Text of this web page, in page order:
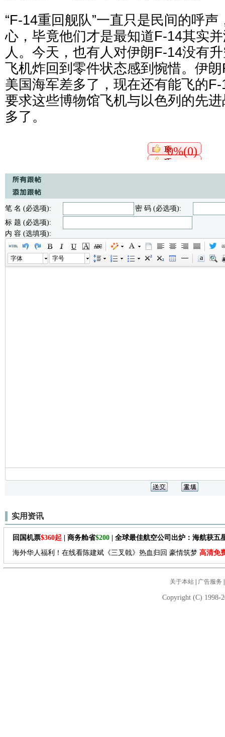
“F-14重回舰队”一直只是民间的呼
心，毕竟他们才是最知道F-14其实
人。今天，也有人对伊朗F-14没有
飞机炸回到零件状态感到惋惜。伊
美国海军差多了，现在还有能飞的
要求这些博物馆飞机与以色列的先
多了。
0%(0)
笔 名 (必选项):
密 码 (必选项):
标 题 (必选项):
内 容 (选填项):
字体 字号
实用资讯
回国机票$360起 | 商务舱省$200 | 全球最佳航空公司出炉：海航获五
海外华人福利！在线看陈建斌《三叉戟》热血归回 豪情筑梦 高清免
关于本站| 广告服务
Copyright (C) 1998-